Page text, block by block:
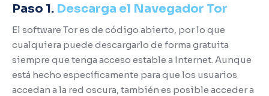
Paso 1. Descarga el Navegador Tor
El software Tor es de código abierto, por lo que
cualquiera puede descargarlo de forma gratuita
siempre que tenga acceso estable a Internet. Aunque
está hecho específicamente para que los usuarios
accedan a la red oscura, también es posible acceder a